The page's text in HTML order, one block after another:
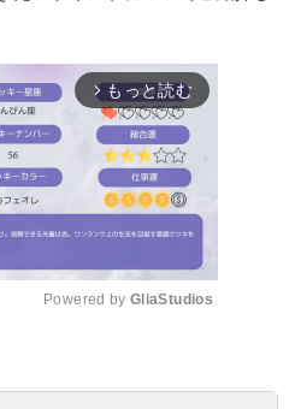
arrow_forward_ios もっと読む
Powered by GliaStudios